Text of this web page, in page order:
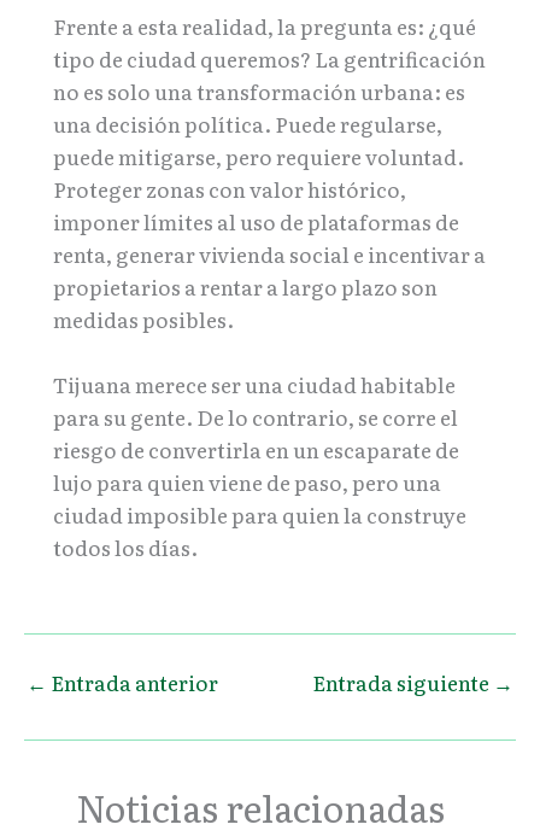
Frente a esta realidad, la pregunta es: ¿qué
tipo de ciudad queremos? La gentrificación
no es solo una transformación urbana: es
una decisión política. Puede regularse,
puede mitigarse, pero requiere voluntad.
Proteger zonas con valor histórico,
imponer límites al uso de plataformas de
renta, generar vivienda social e incentivar a
propietarios a rentar a largo plazo son
medidas posibles.
Tijuana merece ser una ciudad habitable
para su gente. De lo contrario, se corre el
riesgo de convertirla en un escaparate de
lujo para quien viene de paso, pero una
ciudad imposible para quien la construye
todos los días.
← Entrada anterior Entrada siguiente →
Noticias relacionadas